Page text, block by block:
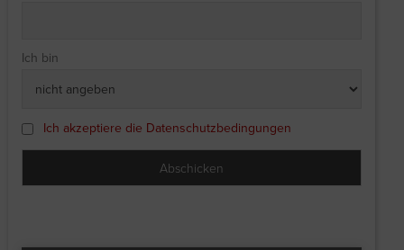
Ich bin
Ich akzeptiere die Datenschutzbedingungen